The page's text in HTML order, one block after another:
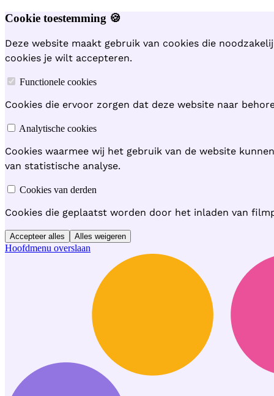
Cookie toestemming 🍪
Deze website maakt gebruik van cookies die
cookies je wilt accepteren.
Functionele cookies
Cookies die ervoor zorgen dat deze website naar
Analytische cookies
Cookies waarmee wij het gebruik van de website
van statistische analyse.
Cookies van derden
Cookies die geplaatst worden door het inladen van
Accepteer alles Alles weigeren
Hoofdmenu overslaan